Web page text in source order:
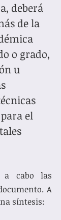
deberá
de la
o grado,
u
el
A
síntesis: